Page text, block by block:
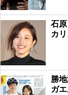
石
カ
勝
ガ